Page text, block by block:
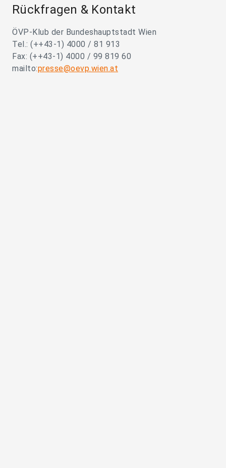
Rückfragen & Kontakt
ÖVP-Klub der Bundeshauptstadt Wien
Tel.: (++43-1) 4000 / 81 913
Fax: (++43-1) 4000 / 99 819 60
mailto:presse@oevp.wien.at